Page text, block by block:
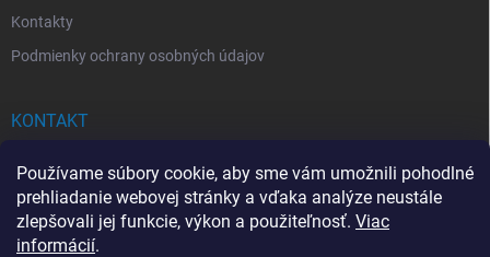
Používame súbory cookie, aby sme vám umožnili pohodlné
prehliadanie webovej stránky a vďaka analýze neustále
zlepšovali jej funkcie, výkon a použiteľnosť. Viac
informácií.
Kontakty
Podmienky ochrany osobných údajov
KONTAKT
info@drogerkovo.sk